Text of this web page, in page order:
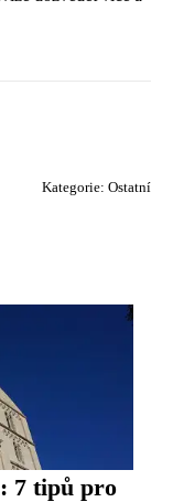
Kategorie: Ostatní
7 tipů pro